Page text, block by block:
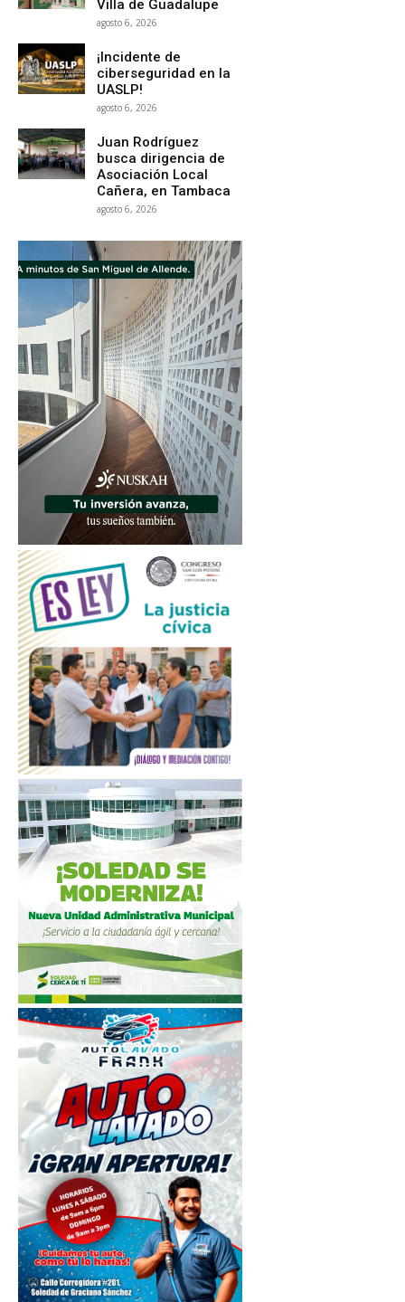
Villa de Guadalupe
agosto 6, 2026
¡Incidente de
ciberseguridad en la
UASLP!
agosto 6, 2026
Juan Rodríguez
busca dirigencia de
Asociación Local
Cañera, en Tambaca
agosto 6, 2026